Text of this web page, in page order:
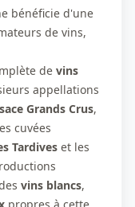
bénéficie d'une
de vins,
de vins
appellations
Grands Crus,
cuvées
Tardives et les
vins blancs,